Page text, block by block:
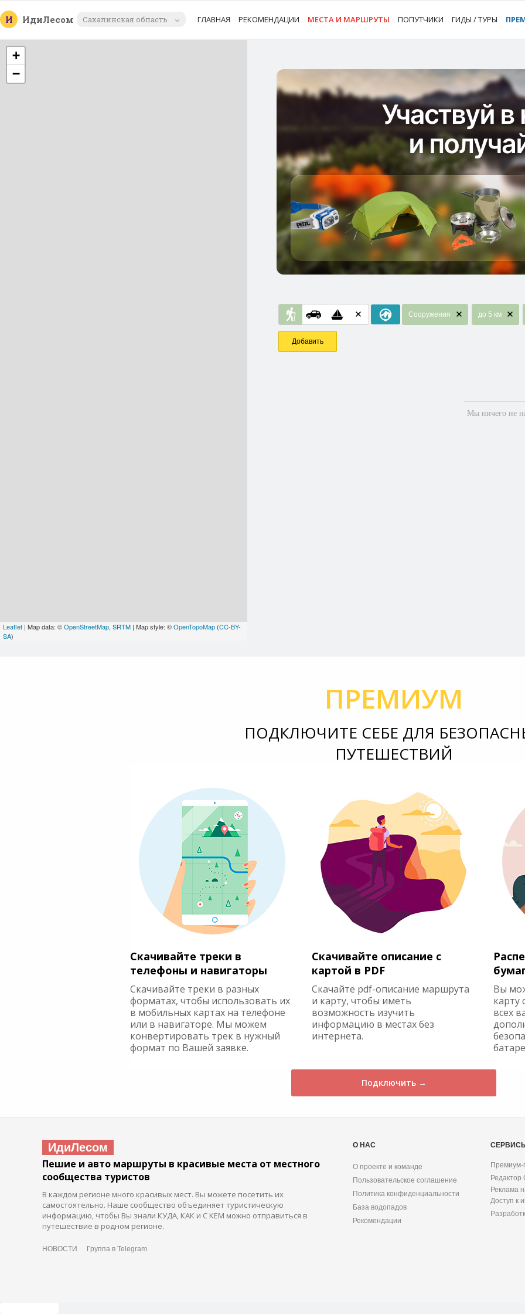
И ИдиЛесом Сахалинская область ГЛАВНАЯ РЕКОМЕНДАЦИИ МЕСТА И МАРШРУТЫ ПОПУТЧИКИ ГИДЫ / ТУРЫ
+
−
Leaflet | Map data: ©OpenStreetMap, SRTM | Map style: ©OpenTopoMap (CC-BY-
SA)
Сооружения до 5 км
Добавить
Мы ничего не
ПРЕМИУМ
ПОДКЛЮЧИТЕ СЕБЕ ДЛЯ
ПУТЕШЕСТВИЙ
Скачивайте треки в
телефоны и навигаторы
Скачивайте треки в разных
форматах, чтобы использовать их
в мобильных картах на телефоне
или в навигаторе. Мы можем
конвертировать трек в нужный
формат по Вашей заявке.
Скачивайте описание с
картой в PDF
Скачайте pdf-описание маршрута
и карту, чтобы иметь
возможность изучить
информацию в местах без
интернета.
Вы
карту
всех
Подключить →
ИдиЛесом
Пешие и авто маршруты в красивые места от местного
сообщества туристов
В каждом регионе много красивых мест. Вы можете посетить их
самостоятельно. Наше сообщество объединяет туристическую
информацию, чтобы Вы знали КУДА, КАК и С КЕМ можно отправиться в
путешествие в родном регионе.
НОВОСТИ Группа в Telegram
О НАС
О проекте и команде
Пользовательское соглашение
Политика конфиденциальности
База водопадов
Рекомендации
Премиум-
Редактор
Реклама
Доступ к